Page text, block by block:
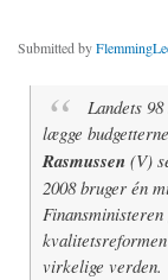
Submitted by
Landets
lægge
Rasmussen (V)
2008 bruger én
virkelige verden.